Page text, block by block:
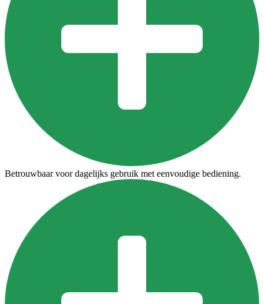
Betrouwbaar voor dagelijks gebruik met eenvoudige bediening.